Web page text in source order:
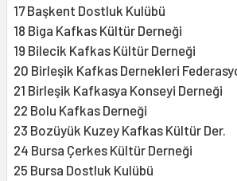
17 Başkent Dostluk Kulübü
18 Biga Kafkas Kültür Derneği
19 Bilecik Kafkas Kültür Derneği
20 Birleşik Kafkas Dernekleri
21 Birleşik Kafkasya Konseyi Derneği
22 Bolu Kafkas Derneği
23 Bozüyük Kuzey Kafkas Kültür Der.
24 Bursa Çerkes Kültür Derneği
25 Bursa Dostluk Kulübü